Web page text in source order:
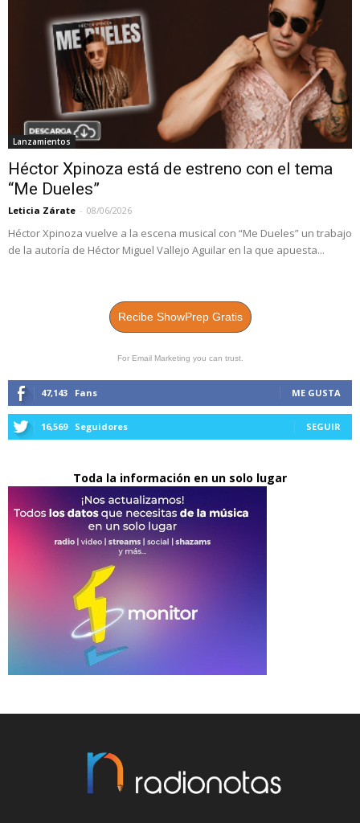
Lanzamientos
Héctor Xpinoza está de estreno con el tema
“Me Dueles”
Leticia Zárate - 08/06/2026
Héctor Xpinoza vuelve a la escena musical con “Me Dueles” un trabajo
de la autoría de Héctor Miguel Vallejo Aguilar en la que apuesta...
Recibe ShowPrep Gratis
For Email Marketing you can trust.
47,143 Fans ME GUSTA
16,569 Seguidores SEGUIR
Toda la información en un solo lugar